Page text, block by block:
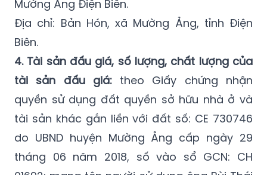
Biên.
4. Tài sản đấu giá, số lượng, chất lượng của
tài sản đấu giá:
quyền sử dụng đất quyền sở hữu nhà ở và
tài sản khác gắn liền với đất số: CE 730746
do UBND huyện Mường Ảng cấp ngày 29
tháng 06 năm 2018, số vào sổ GCN: CH
01692; mang tên người sử dụng ông Bùi Thái
Hoàng và bà Phạm Thị Oanh.